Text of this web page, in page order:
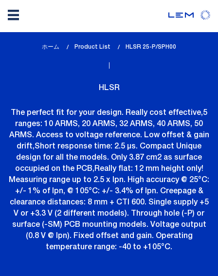
ホーム Product List
lem_current_page
HLSR 25-P/SPH00
HLSR
The perfect fit for your design. Really cost effective,5
ranges: 10 ARMS, 20 ARMS, 32 ARMS, 40 ARMS, 50
ARMS. Access to voltage reference. Low offset & gain
drift,Short response time: 2.5 µs. Compact Unique
design for all the models. Only 3.87 cm2 as surface
occupied on the PCB,Really flat: 12 mm height only!
Measuring range up to 2.5 x Ipn. High accuracy @ 25°C:
+/- 1% of Ipn, @ 105°C: +/- 3.4% of Ipn. Creepage &
clearance distances: 8 mm + CTI 600. Single supply +5
V or +3.3 V (2 different models). Through hole (-P) or
surface (-SM) PCB mounting models. Voltage output
(0.8 V @ Ipn). Fixed offset and gain. Operating
temperature range: -40 to +105°C.